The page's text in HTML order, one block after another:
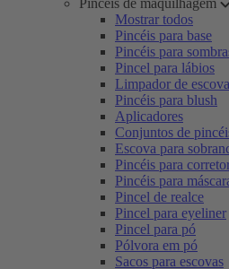
Pincéis de maquilhagem
Mostrar todos
Pincéis para base
Pincéis para
Pincel para lábios
Limpador de
Pincéis para blush
Aplicadores
Conjuntos de
Escova para
Pincéis para
Pincéis para
Pincel de realce
Pincel para eyeliner
Pincel para pó
Pólvora em pó
Sacos para escovas